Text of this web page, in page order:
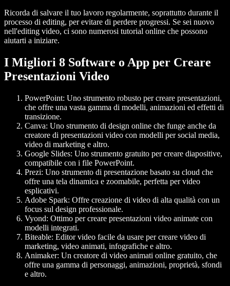
Ricorda di salvare il tuo lavoro regolarmente, soprattutto durante il
processo di editing, per evitare di perdere progressi. Se sei nuovo
nell'editing video, ci sono numerosi tutorial online che possono
aiutarti a iniziare.
I Migliori 8 Software o App per Creare
Presentazioni Video
PowerPoint: Uno strumento robusto per creare presentazioni,
che offre una vasta gamma di modelli, animazioni ed effetti di
transizione.
Canva: Uno strumento di design online che funge anche da
creatore di presentazioni video con modelli per social media,
video di marketing e altro.
Google Slides: Uno strumento gratuito per creare diapositive,
compatibile con i file PowerPoint.
Prezi: Uno strumento di presentazione basato su cloud che
offre una tela dinamica e zoomabile, perfetta per video
esplicativi.
Adobe Spark: Offre creazione di video di alta qualità con un
focus sul design professionale.
Vyond: Ottimo per creare presentazioni video animate con
modelli integrati.
Biteable: Editor video facile da usare per creare video di
marketing, video animati, infografiche e altro.
Animaker: Un creatore di video animati online gratuito, che
offre una gamma di personaggi, animazioni, proprietà, sfondi
e altro.